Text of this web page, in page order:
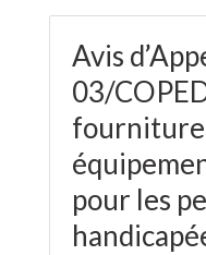
Avis
03/
fourniture
pour les